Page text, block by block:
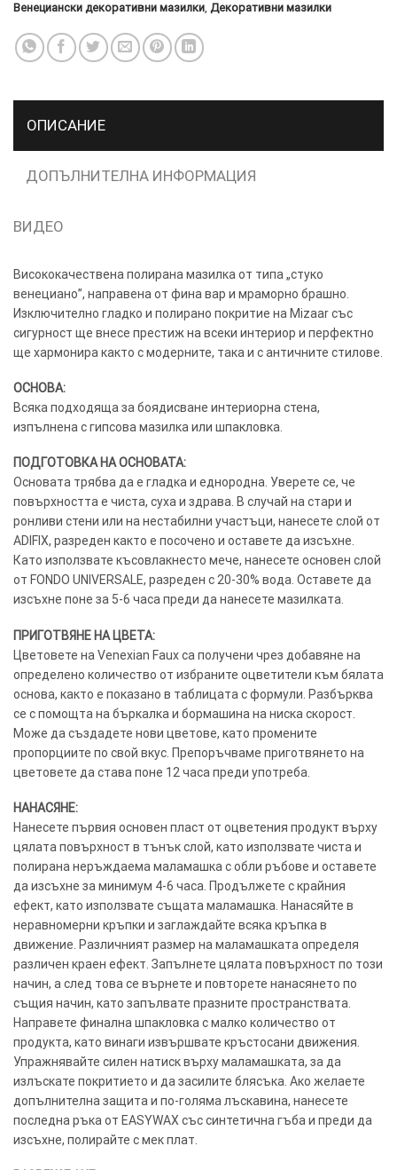
Венециански декоративни мазилки, Декоративни мазилки
ОПИСАНИЕ
ДОПЪЛНИТЕЛНА ИНФОРМАЦИЯ
ВИДЕО
Висококачествена полирана мазилка от типа „стуко
венециано”, направена от фина вар и мраморно брашно.
Изключително гладко и полирано покритие на Mizaar със
сигурност ще внесе престиж на всеки интериор и перфектно
ще хармонира както с модерните, така и с античните стилове.
ОСНОВА:
Всяка подходяща за боядисване интериорна стена,
изпълнена с гипсова мазилка или шпакловка.
ПОДГОТОВКА НА ОСНОВАТА:
Основата трябва да е гладка и еднородна. Уверете се, че
повърхността е чиста, суха и здрава. В случай на стари и
ронливи стени или на нестабилни участъци, нанесете слой от
ADIFIX, разреден както е посочено и оставете да изсъхне.
Като използвате късовлакнесто мече, нанесете основен слой
от FONDO UNIVERSALE, разреден с 20-30% вода. Оставете да
изсъхне поне за 5-6 часа преди да нанесете мазилката.
ПРИГОТВЯНЕ НА ЦВЕТА:
Цветовете на Venexian Faux са получени чрез добавяне на
определено количество от избраните оцветители към бялата
основа, както е показано в таблицата с формули. Разбърква
се с помощта на бъркалка и бормашина на ниска скорост.
Може да създадете нови цветове, като промените
пропорциите по свой вкус. Препоръчваме приготвянето на
цветовете да става поне 12 часа преди употреба.
НАНАСЯНЕ:
Нанесете първия основен пласт от оцветения продукт върху
цялата повърхност в тънък слой, като използвате чиста и
полирана неръждаема маламашка с обли ръбове и оставете
да изсъхне за минимум 4-6 часа. Продължете с крайния
ефект, като използвате същата маламашка. Нанасяйте в
неравномерни кръпки и заглаждайте всяка кръпка в
движение. Различният размер на маламашката определя
различен краен ефект. Запълнете цялата повърхност по този
начин, а след това се върнете и повторете нанасянето по
същия начин, като запълвате празните пространствата.
Направете финална шпакловка с малко количество от
продукта, като винаги извършвате кръстосани движения.
Упражнявайте силен натиск върху маламашката, за да
излъскате покритието и да засилите блясъка. Ако желаете
допълнителна защита и по-голяма лъскавина, нанесете
последна ръка от EASYWAX със синтетична гъба и преди да
изсъхне, полирайте с мек плат.
× ТОЗИ
САЙТ
БИСКВИТКИ.
ПОВЕЧЕ
ИНФОРМАЦИЯ
МОЖЕТЕ
ТУК.
ОПЦИИ
Google